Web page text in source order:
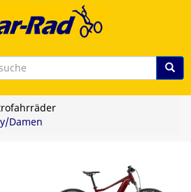
Damen